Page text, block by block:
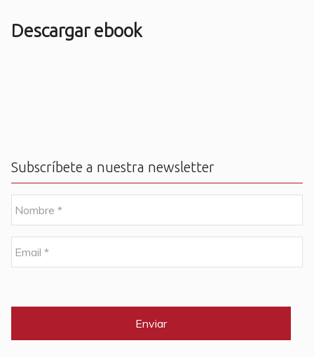
Descargar ebook
Subscríbete a nuestra newsletter
o
m
e
m
a
C